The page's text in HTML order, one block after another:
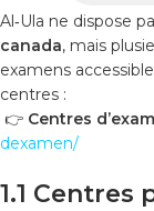
Al‑Ula ne dispose
canada, mais
examens
centres :
👉 Centres
dexamen/
1.1 Centres